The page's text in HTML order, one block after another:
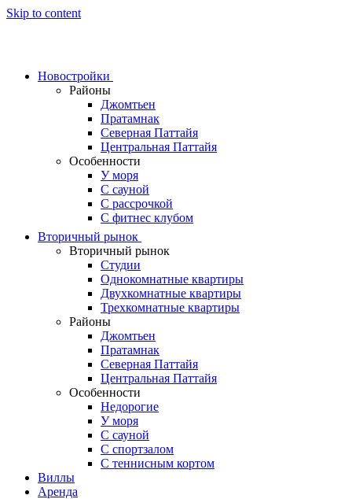
Skip to content
Новостройки
Районы
Джомтьен
Пратамнак
Северная Паттайя
Центральная Паттайя
Особенности
У моря
С сауной
С рассрочкой
С фитнес клубом
Вторичный рынок
Вторичный рынок
Студии
Однокомнатные квартиры
Двухкомнатные квартиры
Трехкомнатные квартиры
Районы
Джомтьен
Пратамнак
Северная Паттайя
Центральная Паттайя
Особенности
Недорогие
У моря
С сауной
С спортзалом
С теннисным кортом
Виллы
Аренда